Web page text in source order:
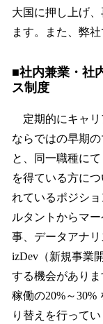
大国に押し上げ
ます。また、弊
■社内兼業・社
ス制度
定期的にキャリ
ならではの早期
と、同一職種に
を得ている方に
れているポジシ
ルタントからマ
事、データアナ
izDev（新規事業
する機会がありま
稼働の20%～30%
り替えを行って